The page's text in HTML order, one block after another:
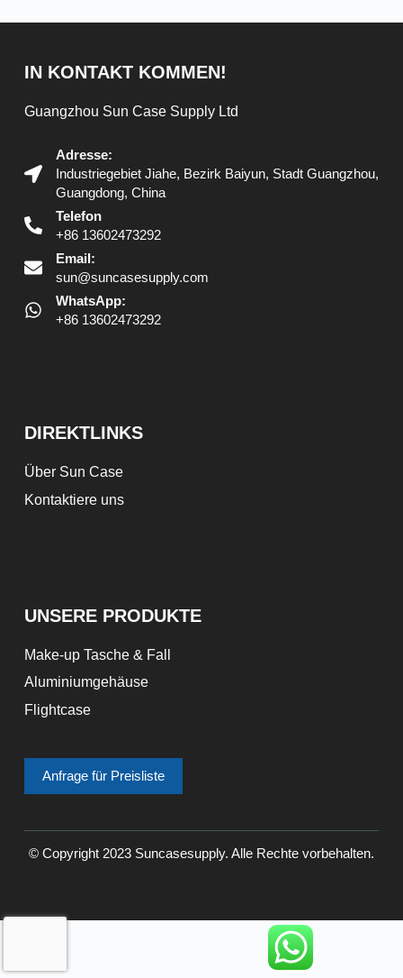
IN KONTAKT KOMMEN!
Guangzhou Sun Case Supply Ltd
Adresse:
Industriegebiet Jiahe, Bezirk Baiyun, Stadt Guangzhou,
Guangdong, China
Telefon
+86 13602473292
Email:
sun@suncasesupply.com
WhatsApp:
+86 13602473292
DIREKTLINKS
Über Sun Case
Kontaktiere uns
UNSERE PRODUKTE
Make-up Tasche & Fall
Aluminiumgehäuse
Flightcase
Anfrage für Preisliste
© Copyright 2023 Suncasesupply. Alle Rechte vorbehalten.